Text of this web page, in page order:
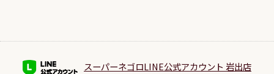
スーパーネゴロLINE公式アカウント 岩出店